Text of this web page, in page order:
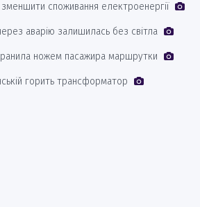
споживання електроенергії
аварію залишилась без світла
ножем пасажира маршрутки
горить трансформатор